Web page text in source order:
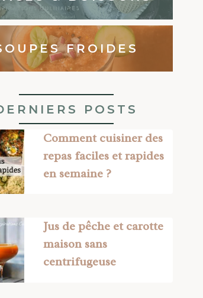
FROIDES
POSTS
Comment cuisiner des
repas faciles et rapides
en semaine ?
Jus de pêche et carotte
maison sans
centrifugeuse